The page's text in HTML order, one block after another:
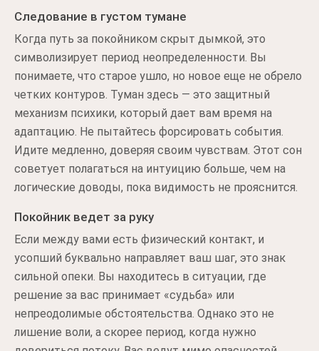
Следование в густом тумане
Когда путь за покойником скрыт дымкой, это
символизирует период неопределенности. Вы
понимаете, что старое ушло, но новое еще не обрело
четких контуров. Туман здесь — это защитный
механизм психики, который дает вам время на
адаптацию. Не пытайтесь форсировать события.
Идите медленно, доверяя своим чувствам. Этот сон
советует полагаться на интуицию больше, чем на
логические доводы, пока видимость не прояснится.
Покойник ведет за руку
Если между вами есть физический контакт, и
усопший буквально направляет ваш шаг, это знак
сильной опеки. Вы находитесь в ситуации, где
решение за вас принимает «судьба» или
непреодолимые обстоятельства. Однако это не
лишение воли, а скорее период, когда нужно